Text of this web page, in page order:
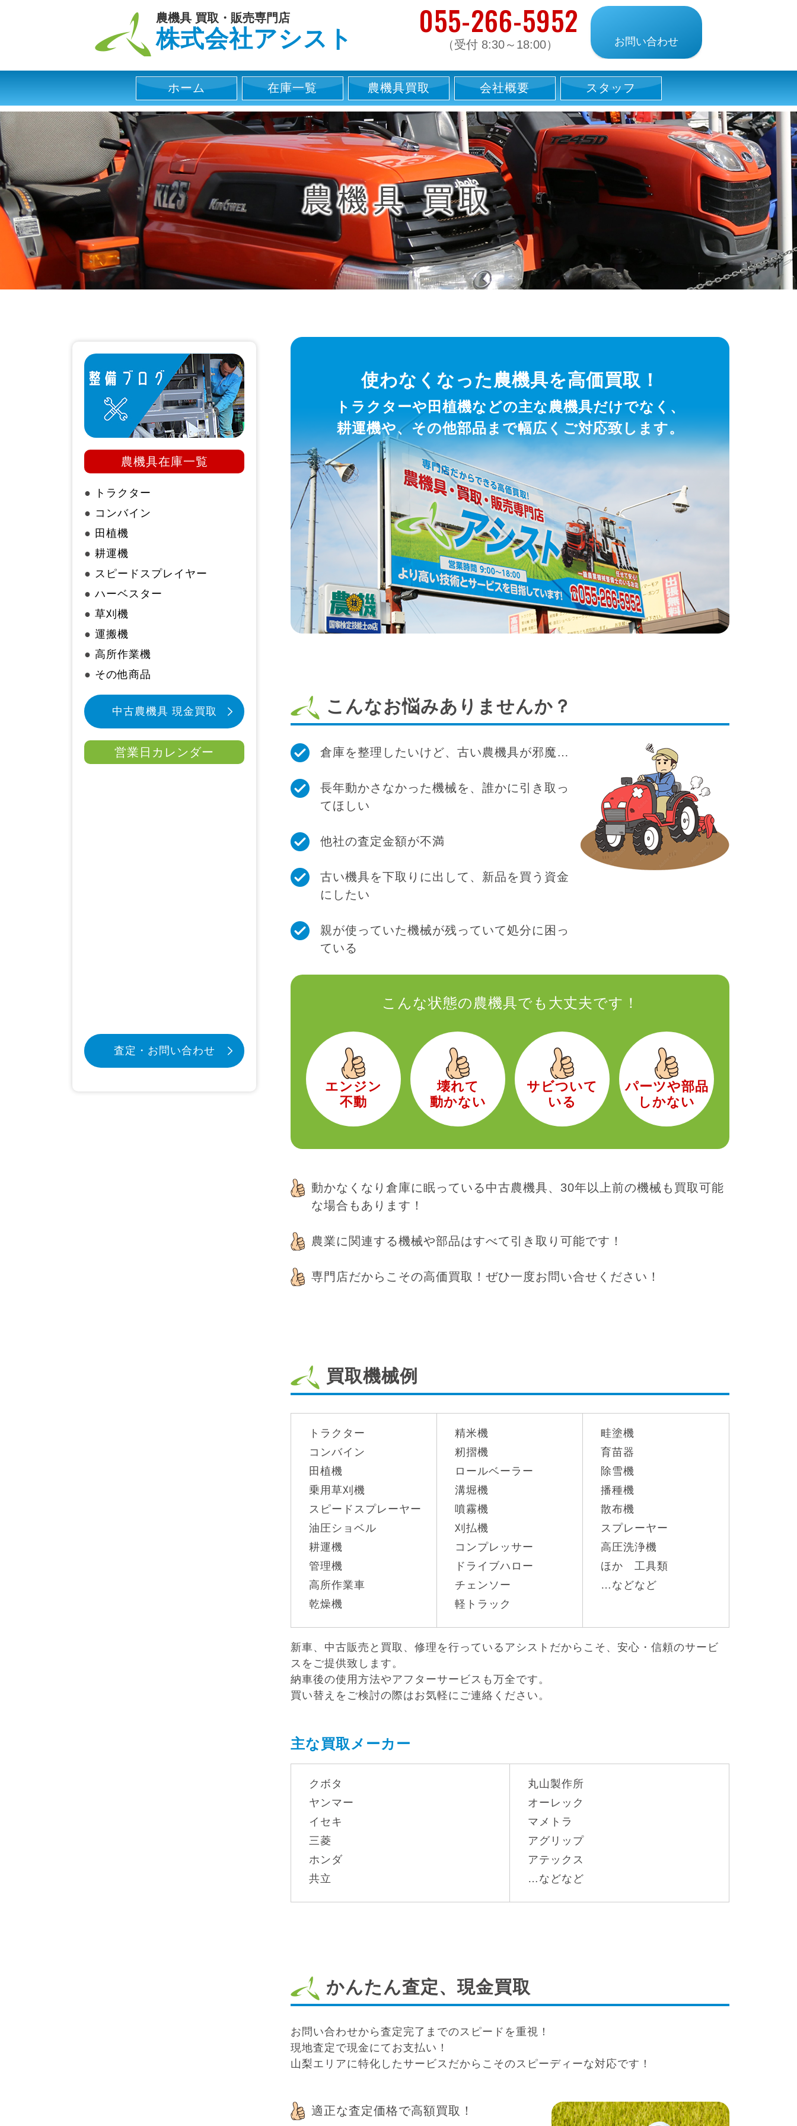
農業機械、農機具の販売・修理・買取は山梨の株式会社アシストまで
農機具 買取・販売専門店
株式会社アシスト 055-266-5952
（受付 8:30～18:00） お問い合わせ
ホーム 在庫一覧 農機具買取 会社概要 スタッフ
農機具 買取
使わなくなった農機具を高価買取！
トラクターや田植機などの主な農機具だけでなく、
耕運機や、その他部品まで幅広くご対応致します。
こんなお悩みありませんか？
倉庫を整理したいけど、古い農機具が邪魔…
長年動かさなかった機械を、誰かに引き取っ
てほしい
他社の査定金額が不満
古い機具を下取りに出して、新品を買う資金
にしたい
親が使っていた機械が残っていて処分に困っ
ている
こんな状態の農機具でも大丈夫です！
エンジン
不動
壊れて
動かない
サビついて
いる
パーツや部品
しかない
動かなくなり倉庫に眠っている中古農機具、30年以上前の機械も買取可能
な場合もあります！
農業に関連する機械や部品はすべて引き取り可能です！
専門店だからこその高価買取！ぜひ一度お問い合せください！
買取機械例
トラクター
コンバイン
田植機
乗用草刈機
スピードスプレーヤー
油圧ショベル
耕運機
管理機
高所作業車
乾燥機
精米機
籾摺機
ロールベーラー
溝堀機
噴霧機
刈払機
コンプレッサー
ドライブハロー
チェンソー
軽トラック
畦塗機
育苗器
除雪機
播種機
散布機
スプレーヤー
高圧洗浄機
ほか 工具類
…などなど
新車、中古販売と買取、修理を行っているアシストだからこそ、安心・信頼のサービ
スをご提供致します。
納車後の使用方法やアフターサービスも万全です。
買い替えをご検討の際はお気軽にご連絡ください。
主な買取メーカー
クボタ
ヤンマー
イセキ
三菱
ホンダ
共立
丸山製作所
オーレック
マメトラ
アグリップ
アテックス
…などなど
かんたん査定、現金買取
お問い合わせから査定完了までのスピードを重視！
現地査定で現金にてお支払い！
山梨エリアに特化したサービスだからこそのスピーディーな対応です！
適正な査定価格で高額買取！
農機具在庫一覧
●
トラクター
● コンバイン
● 田植機
● 耕運機
● スピードスプレイヤー
● ハーベスター
● 草刈機
● 運搬機
● 高所作業機
● その他商品
中古農機具 現金買取
営業日カレンダー
査定・お問い合わせ